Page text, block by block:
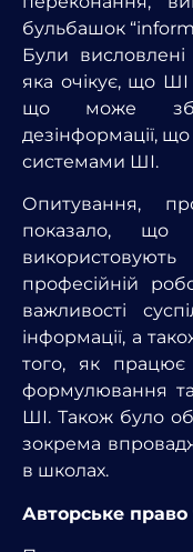
бульбашок
Були
яка очікує, що
що може
дезінформації,
системами ШІ.
Опитування,
показало, що
професійній
важливості
інформації, а
того, як
формулювання та
ШІ. Також було
зокрема
в школах.
Авторське право